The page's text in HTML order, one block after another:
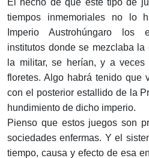
El hecho de que este tipo de
tiempos inmemoriales no lo
Imperio Austrohúngaro los
institutos donde se mezclaba
la militar, se herían, y a veces
floretes. Algo habrá tenido que
con el posterior estallido de la
hundimiento de dicho imperio.
Pienso que estos juegos son
sociedades enfermas. Y el
tiempo, causa y efecto de esa